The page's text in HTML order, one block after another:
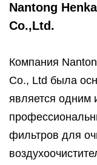
Nantong
Co.,Ltd.
Компания
Co., Ltd была
является одним
фильтров для